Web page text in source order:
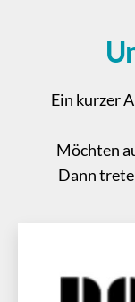
Ein kurzer
Möchten
Dann